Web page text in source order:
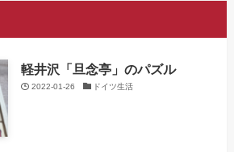
軽井沢「旦念亭」のパズル
2022-01-26 ドイツ生活